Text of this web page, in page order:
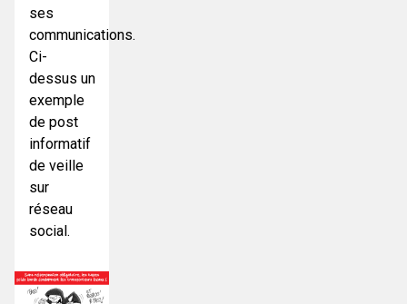
ses
communications.
Ci-
dessus un
exemple
de post
informatif
de veille
sur
réseau
social.